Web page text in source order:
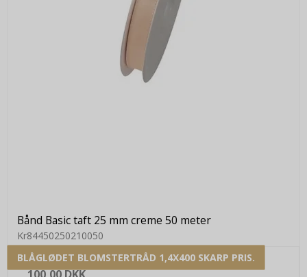
Bånd Basic taft 25 mm creme 50 meter
Kr84450250210050
BLÅGLØDET BLOMSTERTRÅD 1,4X400 SKARP PRIS.